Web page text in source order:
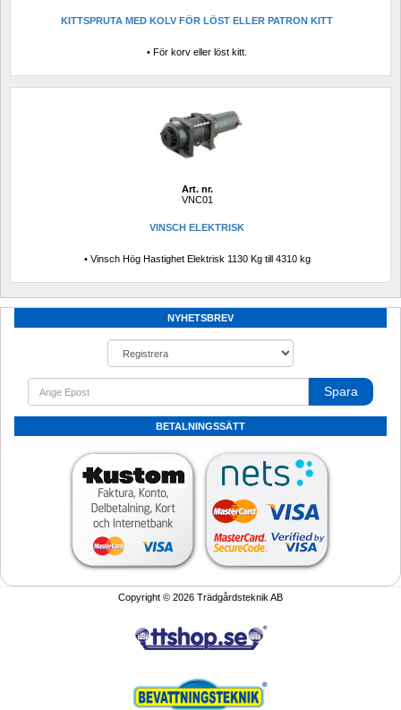
KITTSPRUTA MED KOLV FÖR LÖST ELLER PATRON KITT
• För korv eller löst kitt.
Art. nr.
VNC01
VINSCH ELEKTRISK
• Vinsch Hög Hastighet Elektrisk 1130 Kg till 4310 kg
NYHETSBREV
Spara
BETALNINGSSÄTT
Copyright © 2026 Trädgårdsteknik AB